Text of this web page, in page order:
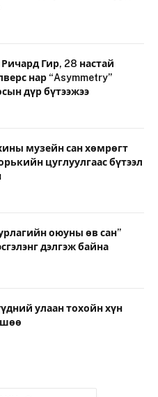
Ричард Гир, 28 настай
нар “Asymmetry”
дүр бүтээжээ
музейн сан хөмрөгт
цуглуулгаас бүтээл
оюуны өв сан”
дэлгэж байна
улаан тохойн хүн